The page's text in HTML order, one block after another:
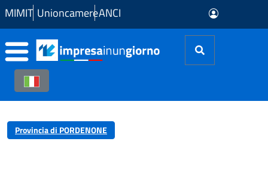
Skip to Main Content
MIMIT UnioncamereANCI
Provincia di PORDENONE